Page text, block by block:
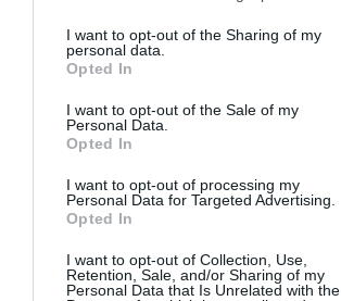
I want to opt-out of the Sharing of my
personal data.
Opted In
I want to opt-out of the Sale of my
Personal Data.
Opted In
I want to opt-out of processing my
Personal Data for Targeted Advertising.
Opted In
I want to opt-out of Collection, Use,
Retention, Sale, and/or Sharing of my
Personal Data that Is Unrelated with the